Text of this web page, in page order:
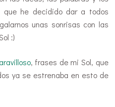
he decidido dar a todos
unas sonrisas con las
:)
, frases de mi Sol, que
ya se estrenaba en esto de